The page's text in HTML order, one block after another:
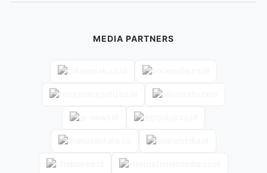
MEDIA PARTNERS